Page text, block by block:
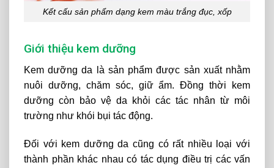
Kết cấu sản phẩm dạng kem màu trắng đục, xốp
Giới thiệu kem dưỡng
Kem dưỡng da là sản phẩm được sản xuất nhằm
nuôi dưỡng, chăm sóc, giữ ẩm. Đồng thời kem
dưỡng còn bảo vệ da khỏi các tác nhân từ môi
trường như khói bụi tác động.
Đối với kem dưỡng da cũng có rất nhiều loại với
thành phần khác nhau có tác dụng điều trị các vấn